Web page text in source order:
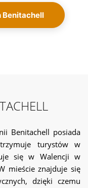
Benitachell
Benitachell posiada
turystów w
się w Walencji w
mieście znajduje się
dzięki czemu